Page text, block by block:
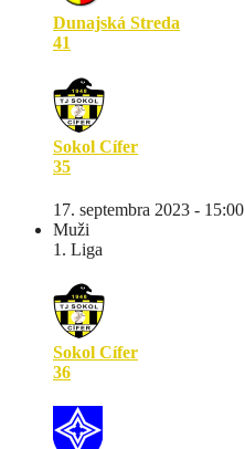
Dunajská Streda
41
Sokol Cífer
35
17. septembra 2023 - 15:00
Muži
1. Liga
Sokol Cífer
36